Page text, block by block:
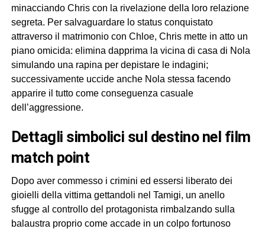
minacciando Chris con la rivelazione della loro relazione
segreta. Per salvaguardare lo status conquistato
attraverso il matrimonio con Chloe, Chris mette in atto un
piano omicida: elimina dapprima la vicina di casa di Nola
simulando una rapina per depistare le indagini;
successivamente uccide anche Nola stessa facendo
apparire il tutto come conseguenza casuale
dell’aggressione.
dettagli simbolici sul destino nel film
match point
Dopo aver commesso i crimini ed essersi liberato dei
gioielli della vittima gettandoli nel Tamigi, un anello
sfugge al controllo del protagonista rimbalzando sulla
balaustra proprio come accade in un colpo fortunoso